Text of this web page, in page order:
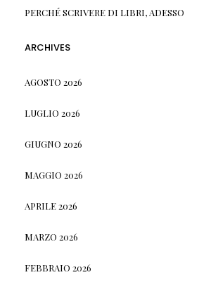
PERCHÉ SCRIVERE DI LIBRI, ADESSO
ARCHIVES
AGOSTO 2026
LUGLIO 2026
GIUGNO 2026
MAGGIO 2026
APRILE 2026
MARZO 2026
FEBBRAIO 2026